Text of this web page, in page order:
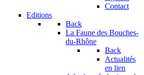
Contact
Editions
Back
La Faune des Bouches-
du-Rhône
Back
Actualités
en lien